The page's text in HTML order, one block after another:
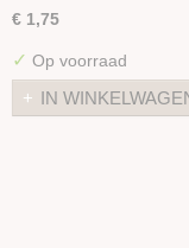
€ 1,75
✓ Op voorraad
IN